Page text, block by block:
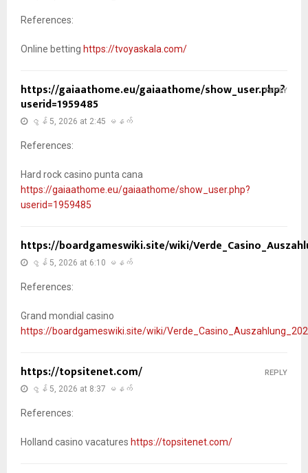
References:
Online betting https://tvoyaskala.com/
https://gaiaathome.eu/gaiaathome/show_user.php?
userid=1959485
ဇွန် 5, 2026 at 2:45 မနက်
References:
Hard rock casino punta cana
https://gaiaathome.eu/gaiaathome/show_user.php?
userid=1959485
REPLY
https://boardgameswiki.site/wiki/
ဇွန် 5, 2026 at 6:10 မနက်
References:
Grand mondial casino
https://boardgameswiki.site/wiki/
https://topsitenet.com/
ဇွန် 5, 2026 at 8:37 မနက်
References:
Holland casino vacatures https://topsitenet.com/
REPLY